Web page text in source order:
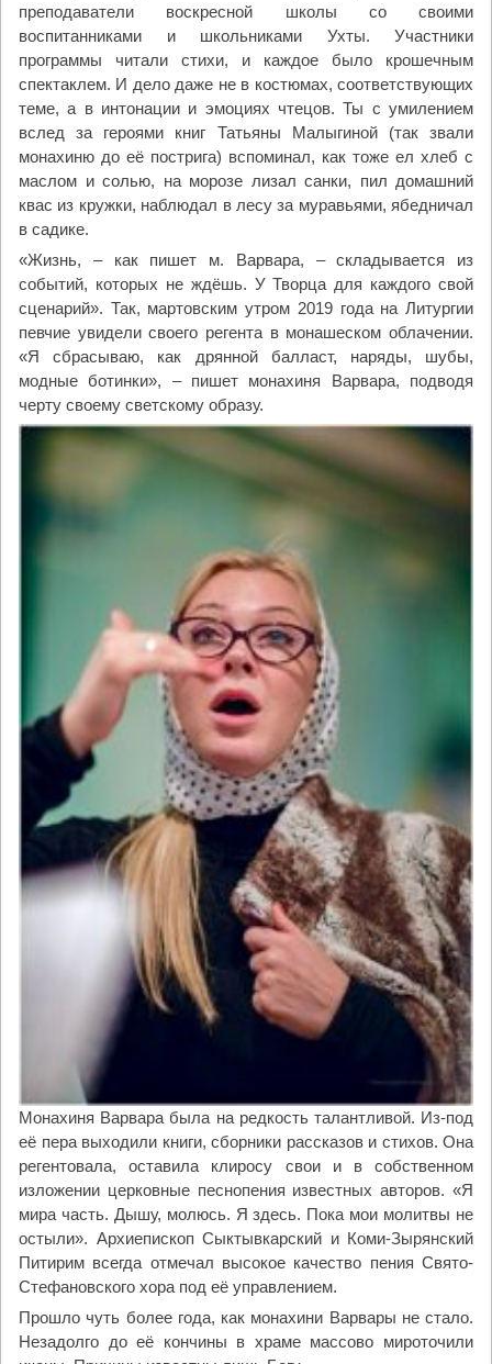
преподаватели воскресной школы со своими
воспитанниками и школьниками Ухты. Участники
программы читали стихи, и каждое было крошечным
спектаклем. И дело даже не в костюмах, соответствующих
теме, а в интонации и эмоциях чтецов. Ты с умилением
вслед за героями книг Татьяны Малыгиной (так звали
монахиню до её пострига) вспоминал, как тоже ел хлеб с
маслом и солью, на морозе лизал санки, пил домашний
квас из кружки, наблюдал в лесу за муравьями, ябедничал
в садике.
«Жизнь, – как пишет м. Варвара, – складывается из
событий, которых не ждёшь. У Творца для каждого свой
сценарий». Так, мартовским утром 2019 года на Литургии
певчие увидели своего регента в монашеском облачении.
«Я сбрасываю, как дрянной балласт, наряды, шубы,
модные ботинки», – пишет монахиня Варвара, подводя
черту своему светскому образу.
Монахиня Варвара была на редкость талантливой. Из-под
её пера выходили книги, сборники рассказов и стихов. Она
регентовала, оставила клиросу свои и в собственном
изложении церковные песнопения известных авторов. «Я
мира часть. Дышу, молюсь. Я здесь. Пока мои молитвы не
остыли». Архиепископ Сыктывкарский и Коми-Зырянский
Питирим всегда отмечал высокое качество пения Свято-
Стефановского хора под её управлением.
Прошло чуть более года, как монахини Варвары не стало.
Незадолго до её кончины в храме массово мироточили